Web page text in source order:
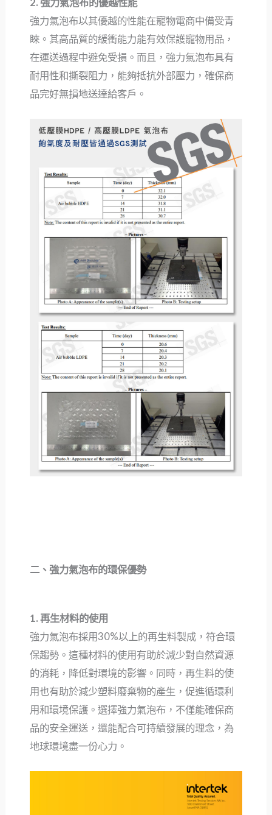
強力氣泡布以其優越的性能在寵物電商中備受青
睞。其高品質的緩衝能力能有效保護寵物用品，
在運送過程中避免受損。而且，強力氣泡布具有
耐用性和撕裂阻力，能夠抵抗外部壓力，確保商
品完好無損地送達給客戶。
二、強力氣泡布的環保優勢
1. 再生材料的使用
強力氣泡布採用30%以上的再生料製成，符合環
保趨勢。這種材料的使用有助於減少對自然資源
的消耗，降低對環境的影響。同時，再生料的使
用也有助於減少塑料廢棄物的產生，促進循環利
用和環境保護。選擇強力氣泡布，不僅能確保商
品的安全運送，還能配合可持續發展的理念，為
地球環境盡一份心力。